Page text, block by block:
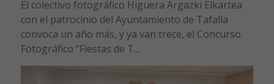
El colectivo fotográfico Higuera Argazki Elkartea
con el patrocinio del Ayuntamiento de Tafalla
convoca un año más, y ya van trece, el Concurso
Fotográfico “Fiestas de T...